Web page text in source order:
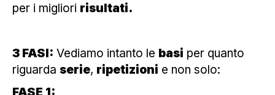
per i migliori risultati.
3 FASI: Vediamo intanto le basi per quanto
riguarda serie, ripetizioni e non solo:
FASE 1: